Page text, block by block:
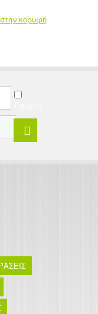
κορυφή